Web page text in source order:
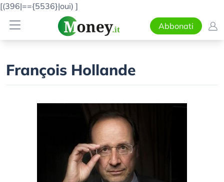
[(396|=={5536}|oui) ]
Abbonati
François Hollande